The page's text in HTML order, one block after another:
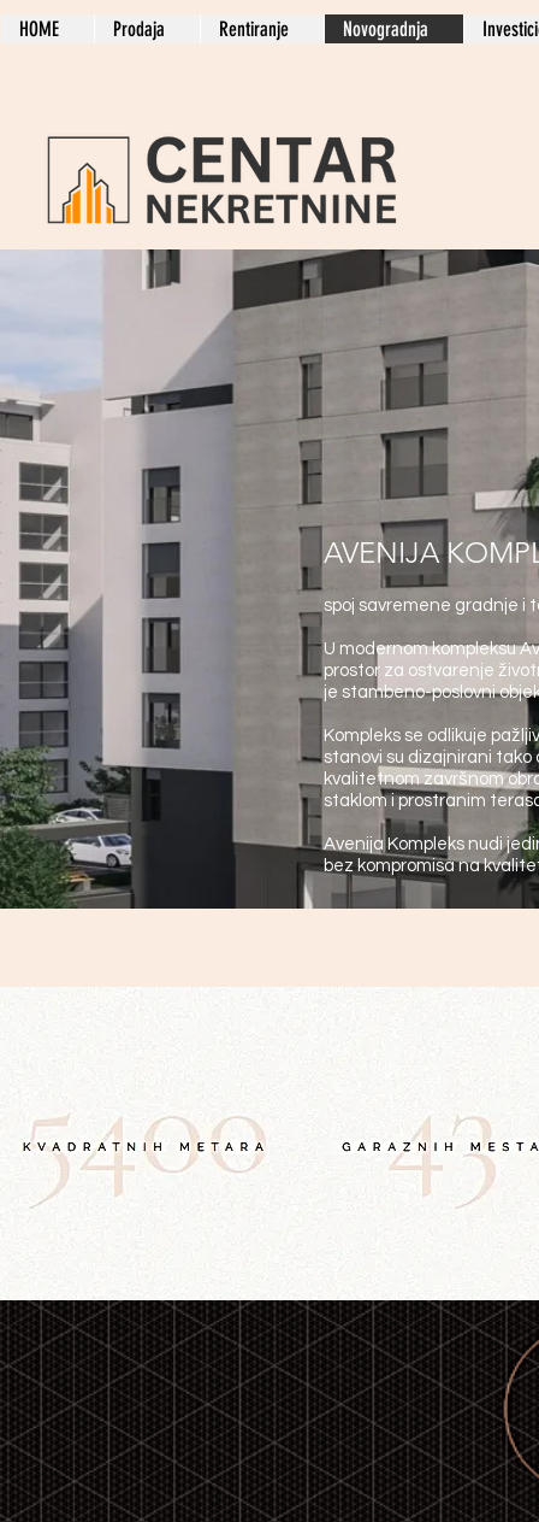
HOME Prodaja Rentiranje Novogradnja
AVENIJA
spoj savremene gradnje i
U modernom kompleksu
prostor za ostvarenje
je stambeno-poslovni
Kompleks se odlikuje
stanovi su dizajnirani tako
kvalitetnom završnom
staklom i prostranim
Avenija Kompleks nudi
bez kompromisa na